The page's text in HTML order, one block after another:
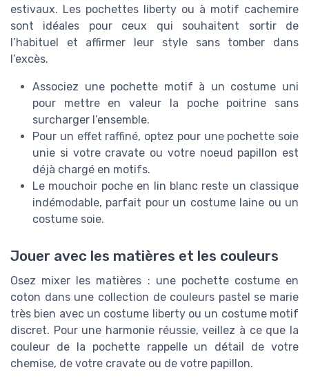
estivaux. Les pochettes liberty ou à motif cachemire
sont idéales pour ceux qui souhaitent sortir de
l’habituel et affirmer leur style sans tomber dans
l’excès.
Associez une pochette motif à un costume uni
pour mettre en valeur la poche poitrine sans
surcharger l’ensemble.
Pour un effet raffiné, optez pour une pochette soie
unie si votre cravate ou votre noeud papillon est
déjà chargé en motifs.
Le mouchoir poche en lin blanc reste un classique
indémodable, parfait pour un costume laine ou un
costume soie.
Jouer avec les matières et les couleurs
Osez mixer les matières : une pochette costume en
coton dans une collection de couleurs pastel se marie
très bien avec un costume liberty ou un costume motif
discret. Pour une harmonie réussie, veillez à ce que la
couleur de la pochette rappelle un détail de votre
chemise, de votre cravate ou de votre papillon.